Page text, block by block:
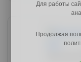
Для работы
Продолжая